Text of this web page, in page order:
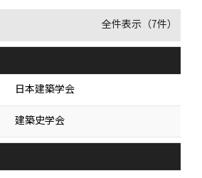
全件表示（7件）
日本建築学会
建築史学会